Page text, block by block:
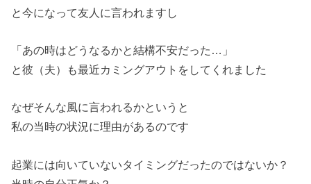
と今になって友人に言われますし
「あの時はどうなるかと結構不安だった…」
と彼（夫）も最近カミングアウトをしてくれました
なぜそんな風に言われるかというと
私の当時の状況に理由があるのです
起業には向いていないタイミングだったのではないか？